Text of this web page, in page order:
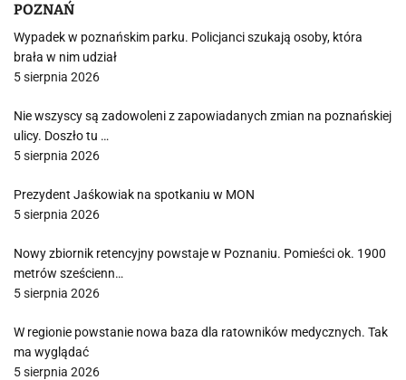
POZNAŃ
Wypadek w poznańskim parku. Policjanci szukają osoby, która
brała w nim udział
5 sierpnia 2026
Nie wszyscy są zadowoleni z zapowiadanych zmian na poznańskiej
ulicy. Doszło tu …
5 sierpnia 2026
Prezydent Jaśkowiak na spotkaniu w MON
5 sierpnia 2026
Nowy zbiornik retencyjny powstaje w Poznaniu. Pomieści ok. 1900
metrów sześcienn…
5 sierpnia 2026
W regionie powstanie nowa baza dla ratowników medycznych. Tak
ma wyglądać
5 sierpnia 2026